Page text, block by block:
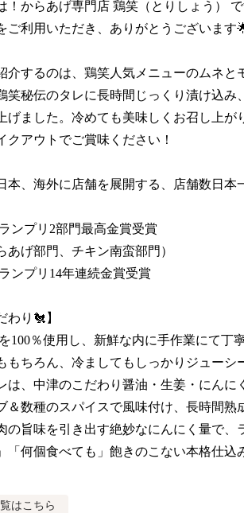
からあげ専門店 鶏笑（とりしょう）
ご利用いただき、ありがとうございます
るのは、鶏笑人気メニューのムネと
笑秘伝のタレに長時間じっくり漬け込
げました。冷めても美味しくお召し上
クアウトでご賞味ください！
本、海外に店舗を展開する、店舗数日
ンプリ2部門最高金賞受賞
あげ部門、チキン南蛮部門）
ンプリ14年連続金賞受賞
わり🐔】
100％使用し、新鮮な内に手作業にて丁
ちろん、冷ましてもしっかりジューシ
、中津のこだわり醤油・生姜・にんに
＆数種のスパイスで風味付け、長時間熟
旨味を引き出す絶妙なにんにく量で、
「何個食べても」飽きのこない本格仕込
はこちら